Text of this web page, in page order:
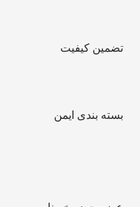
تضمین کیفیت
بسته بندی ایمن